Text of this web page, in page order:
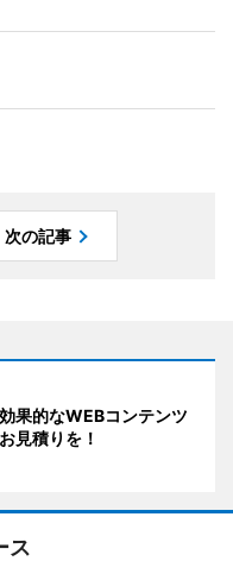
次の記事
果的なWEBコンテンツ
見積りを！
ス